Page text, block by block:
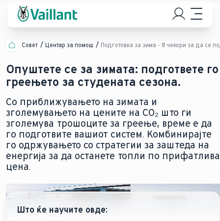
Совет Центар за помош Подготовка за зима - 8 чекори за да се
Опуштете се за зимата: подгответе го
греењето за студената сезона.
Со приближувањето на зимата и
зголемувањето на цените на CO₂ што ги
зголемува трошоците за греење, време е да
го подготвите вашиот систем. Комбинирајте
го одржувањето со стратегии за заштеда на
енергија за да останете топли по прифатлива
цена.
Што ќе научите овде: